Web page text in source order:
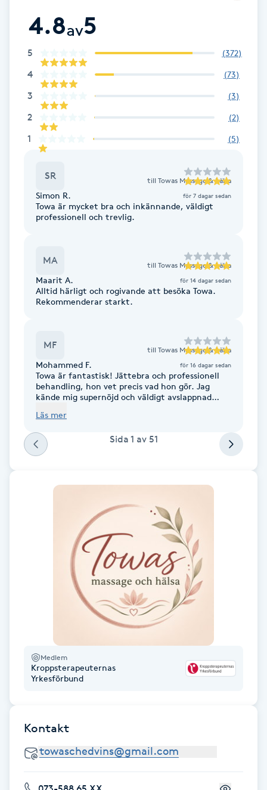
Face framing
Faceliftmassage
Fet hårbotten
Fettreducering
Fotsvamp
Fotvård
Fransborttagning
Fransfärgning
Fransförlängning
Fransförlängning Megavolym
Fransrengöring
Friskvårdsmassage
Frisör
Funktionsanalys
4.8av5
5 (372)
4 (73)
3 (3)
2 (2)
1 (5)
SR till Towas Massage & hälsa
Simon R. för 7 dagar sedan
Towa är mycket bra och inkännande, väldigt
professionell och trevlig.
MA till Towas Massage & hälsa
Maarit A. för 14 dagar sedan
Alltid härligt och rogivande att besöka Towa.
Rekommenderar starkt.
MF till Towas Massage & hälsa
Mohammed F. för 16 dagar sedan
Towa är fantastisk! Jättebra och professionell
behandling, hon vet precis vad hon gör. Jag
kände mig supernöjd och väldigt avslappnad
Läs mer
Sida 1 av 51
Medlem
Kroppsterapeuternas
Yrkesförbund
Kontakt